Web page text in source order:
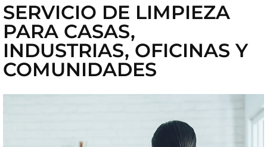
SERVICIO DE LIMPIEZA
PARA CASAS,
INDUSTRIAS, OFICINAS Y
COMUNIDADES